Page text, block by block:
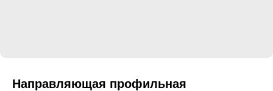
Направляющая профильная